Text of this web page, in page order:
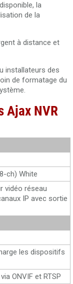
la
de la
à distance et
installateurs des
de formatage du
Ajax NVR
ch) White
vidéo réseau
IP avec sortie
les dispositifs
ONVIF et RTSP